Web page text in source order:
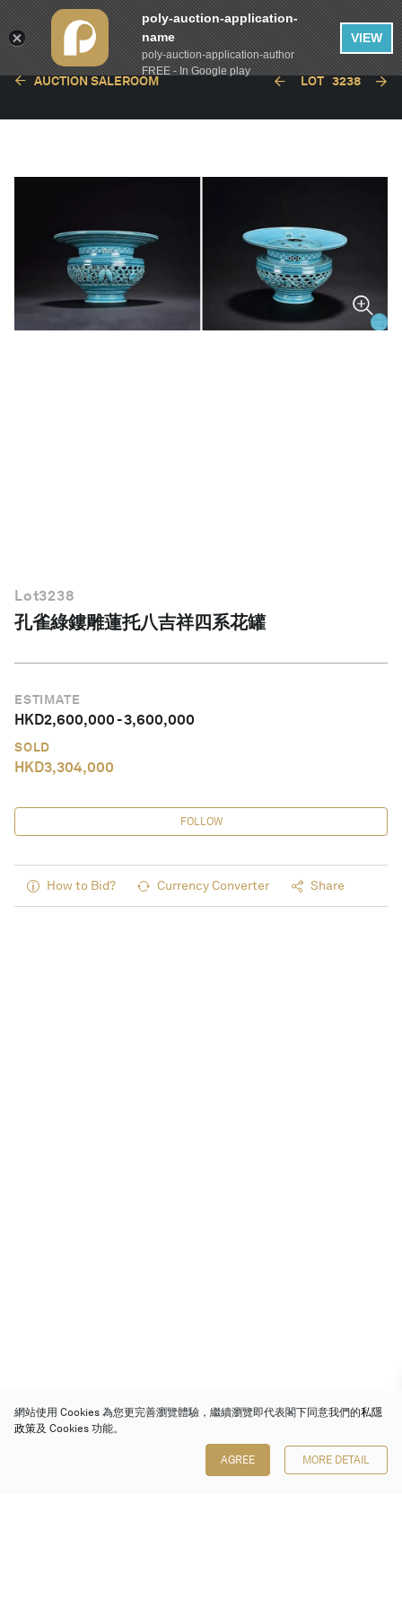
AUCTION SALEROOM LOT 3238
Lot3238
孔雀綠鏤雕蓮托八吉祥四系花罐
ESTIMATE
HKD2,600,000-3,600,000
SOLD
HKD3,304,000
FOLLOW
How to Bid? Currency Converter Share
網站使用 Cookies 為您更完善瀏覽體驗，繼續瀏覽即代表閣下同意我們的私隱
政策及 Cookies 功能。
AGREE MORE DETAIL
poly-auction-application-
name
poly-auction-application-author
FREE - In Google play
VIEW